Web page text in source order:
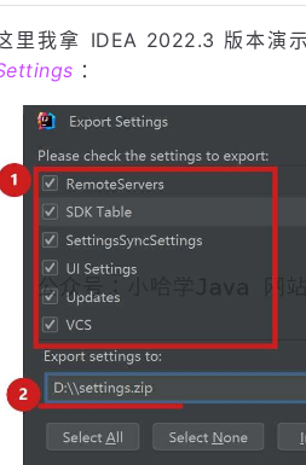
里我拿 IDEA 2022.3 版本演
：